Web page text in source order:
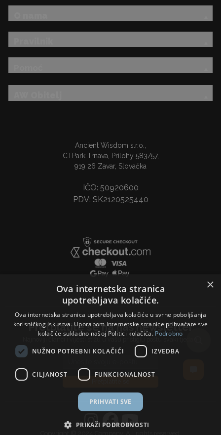
Ancient Wisdom s.r.o.,
CTPark Trnava, Prílohy 583/57,
919 26 Zavar, Slovačka
IČO: 50920600
PDV: SK2120525440
Pretplatite se na naš newsletter
Najnoviji članci i vijesti stižu u vašu pristiglu poštu svaki tjedan.
×
Ova internetska stranica
upotrebljava kolačiće.
Ova internetska stranica upotrebljava kolačiće u svrhe poboljšanja
korisničkog iskustva. Uporabom internetske stranice prihvaćate sve
kolačiće sukladno našoj Politici kolačića. Podrobno
NUŽNO POTREBNI KOLAČIĆI IZVEDBA
CILJANOST FUNKCIONALNOST
PRIHVATI SVE
PRIKAŽI PODROBNOSTI